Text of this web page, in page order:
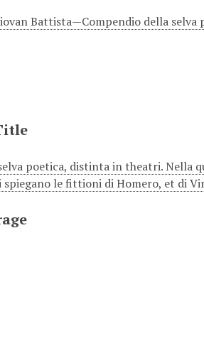
Battista—Compendio della selva
poetica, distinta in theatri. Nella
spiegano le fittioni di Homero, et di